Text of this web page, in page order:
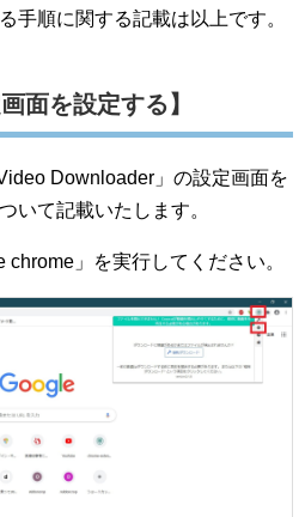
手順に関する記載は以上です。
面を設定する】
Downloader」の設定画面を
いて記載いたします。
」を実行してください。